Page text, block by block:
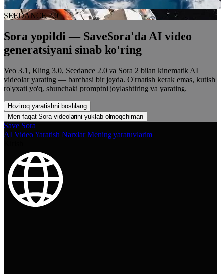
SEEDANCE 2.0
Sora yopildi — SaveSora'da AI video
generatsiyani sinab ko'ring
Veo 3.1, Kling 3.0, Seedance 2.0 va Sora 2 bilan kinematik AI
videolar yarating — barchasi bir joyda. O'rnatish kerak emas, kutish
ro'yxati yo'q, shunchaki promptni joylashtiring va yarating.
Hoziroq yaratishni boshlang
Men faqat Sora videolarini yuklab olmoqchiman
Save Sora
AI Video Yaratish Narxlar Mening yaratuvlarim